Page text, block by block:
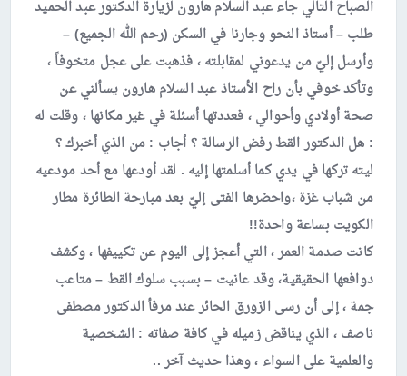
الصباح التالي جاء عبد السلام هارون لزيارة الدكتور عبد الحميد
طلب – أستاذ النحو وجارنا في السكن (رحم الله الجميع) –
وأرسل إليّ من يدعوني لمقابلته ، فذهبت على عجل متخوفاً ،
وتأكد خوفي بأن راح الأستاذ عبد السلام هارون يسألني عن
صحة أولادي وأحوالي ، فعددتها أسئلة في غير مكانها ، وقلت له
: هل الدكتور القط رفض الرسالة ؟ أجاب : من الذي أخبرك ؟
ليته تركها في يدي كما أسلمتها إليه . لقد أودعها مع أحد مودعيه
من شباب غزة ،واحضرها الفتى إليّ بعد مبارحة الطائرة مطار
الكويت بساعة واحدة!!
كانت صدمة العمر ، التي أعجز إلى اليوم عن تكييفها ، وكشف
دوافعها الحقيقية، وقد عانيت – بسبب سلوك القط – متاعب
جمة ، إلى أن رسى الزورق الحائر عند مرفأ الدكتور مصطفى
ناصف ، الذي يناقض زميله في كافة صفاته : الشخصية
والعلمية على السواء ، وهذا حديث آخر ..